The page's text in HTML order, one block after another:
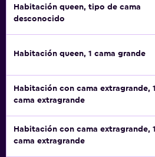
Habitación queen, tipo de cama
desconocido
Habitación queen, 1 cama grande
Habitación con cama extragrande, 1
cama extragrande
Habitación con cama extragrande, 1
cama extragrande